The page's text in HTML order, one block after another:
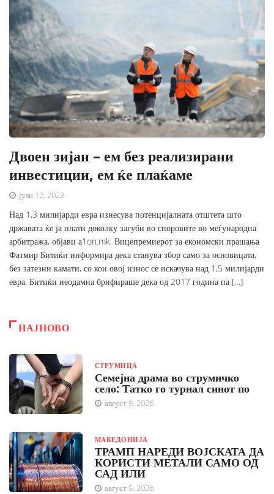
Двоен зијан – ем без реализирани
инвестиции, ем ќе плаќаме
јули 12, 2023
Над 1,3 милијарди евра изнесува потенцијалната отштета што
државата ќе ја плати доколку загуби во споровите во меѓународна
арбитража, објави а1on.mk. Вицепремиерот за економски прашања
Фатмир Битиќи информира дека станува збор само за основицата,
без затезни камати, со кои овој износ се искачува над 1,5 милијарди
евра. Битиќи неодамна брифираше дека од 2017 година па […]
НАЈНОВО
СТРУМИЦА
Семејна драма во струмичко
село: Татко го турнал синот по
август 9, 2026
МАКЕДОНИЈА
ТРАМП НАРЕДИ ВОЈСКАТА ДА
КОРИСТИ МЕТАЛИ САМО ОД
САД ИЛИ
август 5, 2026